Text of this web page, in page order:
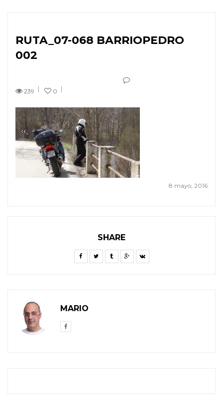
RUTA_07-068 BARRIOPEDRO
002
239 0
8 mayo, 2016
SHARE
MARIO